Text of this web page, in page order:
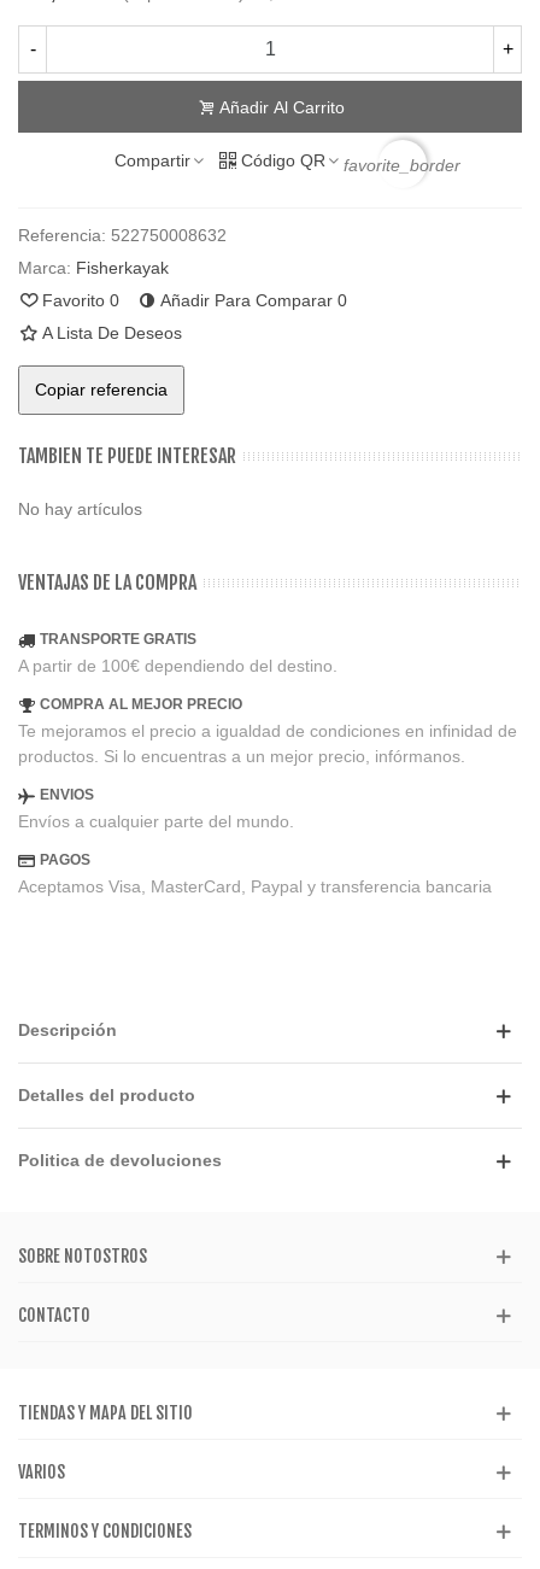
- +
Añadir Al Carrito
Compartir Código QR favorite_border
Referencia: 522750008632
Marca: Fisherkayak
Favorito 0 Añadir Para Comparar 0
A Lista De Deseos
Copiar referencia
TAMBIEN TE PUEDE INTERESAR
No hay artículos
VENTAJAS DE LA COMPRA
TRANSPORTE GRATIS
A partir de 100€ dependiendo del destino.
COMPRA AL MEJOR PRECIO
Te mejoramos el precio a igualdad de condiciones en infinidad de
productos. Si lo encuentras a un mejor precio, infórmanos.
ENVIOS
Envíos a cualquier parte del mundo.
PAGOS
Aceptamos Visa, MasterCard, Paypal y transferencia bancaria
Descripción
Detalles del producto
Politica de devoluciones
SOBRE NOTOSTROS
CONTACTO
TIENDAS Y MAPA DEL SITIO
VARIOS
TERMINOS Y CONDICIONES